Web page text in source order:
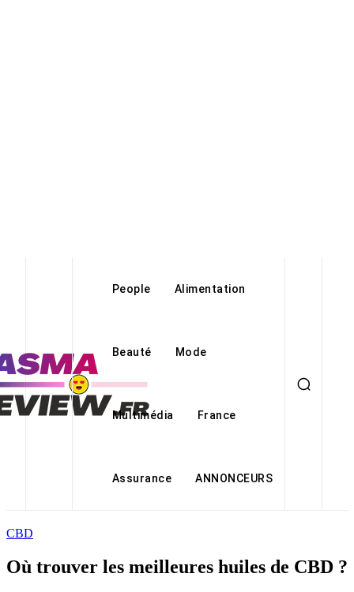
People Alimentation
Beauté Mode
Multimédia France
Assurance ANNONCEURS
CBD
Où trouver les meilleures huiles de CBD ?